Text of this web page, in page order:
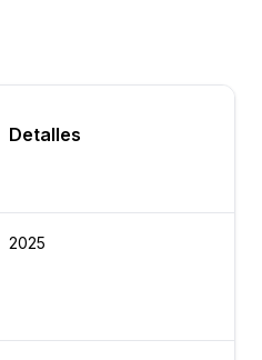
Detalles
2025